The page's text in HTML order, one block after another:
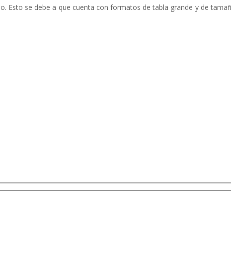
Esto se debe a que cuenta con formatos de tabla grande y de